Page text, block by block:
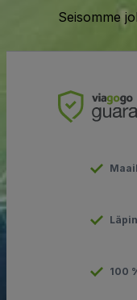
Seisomme
100